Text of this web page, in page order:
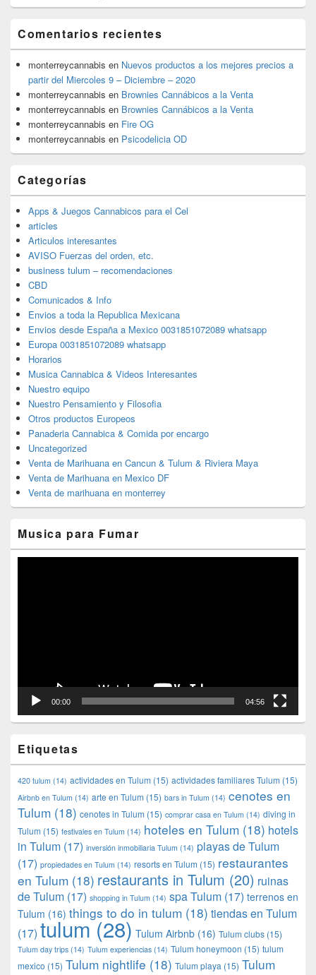
Comentarios recientes
monterreycannabis en Nuevos productos a los mejores precios a
partir del Miercoles 9 – Diciembre – 2020
monterreycannabis en Brownies Cannábicos a la Venta
monterreycannabis en Brownies Cannábicos a la Venta
monterreycannabis en Fire OG
monterreycannabis en Psicodelicia OD
Categorías
Apps & Juegos Cannabicos para el Cel
articles
Articulos interesantes
AVISO Fuerzas del orden, etc.
business tulum – recomendaciones
CBD
Comunicados & Info
Envios a toda la Republica Mexicana
Envios desde España a Mexico 0031851072089 whatsapp
Europa 0031851072089 whatsapp
Horarios
Musica Cannabica & Videos Interesantes
Nuestro equipo
Nuestro Pensamiento y Filosofia
Otros productos Europeos
Panaderia Cannabica & Comida por encargo
Uncategorized
Venta de Marihuana en Cancun & Tulum & Riviera Maya
Venta de Marihuana en Mexico DF
Venta de marihuana en monterrey
Musica para Fumar
00:00 04:56
Etiquetas
420 tulum (14) actividades en Tulum (15) actividades familiares Tulum (15)
Airbnb en Tulum (14) arte en Tulum (15) bars in Tulum (14) cenotes en
Tulum (18) cenotes in Tulum (15) comprar casa en Tulum (14) diving in
Tulum (15) festivales en Tulum (14) hoteles en Tulum (18) hotels
in Tulum (17) inversión inmobiliaria Tulum (14) playas de Tulum
(17) propiedades en Tulum (14) resorts en Tulum (15) restaurantes
en Tulum (18) restaurants in Tulum (20) ruinas
de Tulum (17) shopping in Tulum (14) spa Tulum (17) terrenos en
Tulum (16) things to do in tulum (18) tiendas en Tulum
(17) tulum(28) Tulum Airbnb (16) Tulum clubs (15)
Tulum day trips (14) Tulum experiencias (14) Tulum honeymoon (15) tulum
mexico (15) Tulum nightlife (18) Tulum playa (15) Tulum